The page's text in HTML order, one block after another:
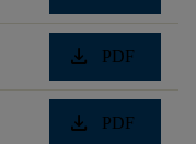
download PDF
download PDF